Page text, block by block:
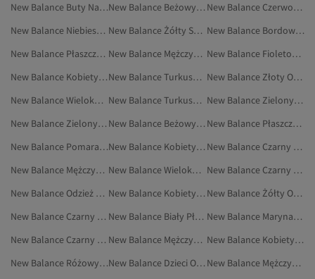
New Balance Buty Na Płaskim Obcasie
New Balance Beżowy Sport I Turystyka
New Balance Czerwony Obuwie
New Balance Niebieski Odzież Sportowa
New Balance Żółty Sportowe Spodnie Dresowe
New Balance Bordowy Obuwie
New Balance Płaszcze Przeciwdeszczowe
New Balance Mężczyźni Odzież
New Balance Fioletowy Kurtki
New Balance Kobiety Sportowe Spodnie Dresowe
New Balance Turkusowy Sneakersy
New Balance Złoty Obuwie
New Balance Wielokolorowy Buty Do Chodzenia
New Balance Turkusowy Buty Sportowe
New Balance Zielony Obuwie
New Balance Zielony Sportowe Spodnie Dresowe
New Balance Beżowy Buty Do Chodzenia
New Balance Płaszcze I Kurtki
New Balance Pomarańczowy Obuwie
New Balance Kobiety Płaszcze I Kurtki
New Balance Czarny Marynarki I Kamizelki
New Balance Mężczyźni Odzież Outdoorowa
New Balance Wielokolorowy Płaszcze I Kurtki
New Balance Czarny Buty Na Płaskim Obcasie
New Balance Odzież Outdoorowa
New Balance Kobiety Odzież Outdoorowa
New Balance Żółty Odzież Sportowa
New Balance Czarny Obuwie
New Balance Biały Płaszcze I Kurtki
New Balance Marynarki Sportowe
New Balance Czarny Sportowe Spodnie Dresowe
New Balance Mężczyźni Sport I Turystyka
New Balance Kobiety Buty Sportowe
New Balance Różowy Obuwie
New Balance Dzieci Obuwie
New Balance Mężczyźni Bluzy Sportowe